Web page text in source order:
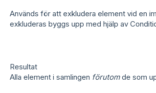
Används för att exkludera element vid en
exkluderas byggs upp med hjälp av
Resultat
Alla element i samlingen förutomde som